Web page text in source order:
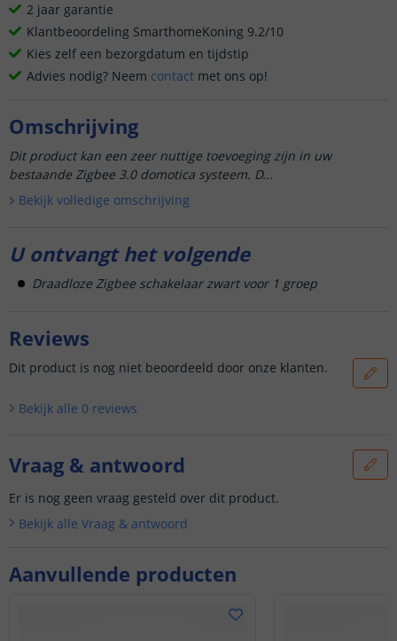
2 jaar garantie
Klantbeoordeling SmarthomeKoning 9.2/10
Kies zelf een bezorgdatum en tijdstip
Advies nodig? Neem contact met ons op!
Omschrijving
Dit product kan een zeer nuttige toevoeging zijn in uw
bestaande Zigbee 3.0 domotica systeem. D...
Bekijk volledige omschrijving
U ontvangt het volgende
Draadloze Zigbee schakelaar zwart voor 1 groep
Aanvullende producten
Reviews
Dit product is nog niet beoordeeld door onze klanten.
Bekijk alle 0 reviews
Vraag & antwoord
Er is nog geen vraag gesteld over dit product.
Bekijk alle Vraag & antwoord